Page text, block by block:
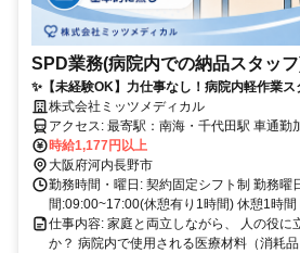
SPD業務(病院内での納品スタッ
✨【未経験OK】力仕事なし！病院内軽作業
通費支給★残業ほぼなし
株式会社ミッツメディカル
アクセス: 最寄駅：南海・千代田駅 車通勤加 最寄り駅からは徒歩10分
程度
時給1,177円以上
大阪府河内長野市
勤務時間・曜日: 契約固定シフト制 勤務曜
間:09:00~17:00(休憩有り1時間) 休憩1時
仕事内容: 家庭と両立しながら、 人の役に
か？ 病院内で使用される医療材料（消耗